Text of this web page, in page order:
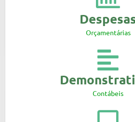
Orçamentárias
Contábeis